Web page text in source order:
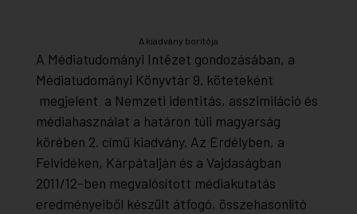
A kiadvány borítója
A Médiatudományi Intézet gondozásában, a
Médiatudományi Könyvtár 9. köteteként
megjelent a Nemzeti identitás, asszimiláció és
médiahasználat a határon túli magyarság
körében 2. című kiadvány. Az Erdélyben, a
Felvidéken, Kárpátalján és a Vajdaságban
2011/12-ben megvalósított médiakutatás
eredményeiből készült átfogó, összehasonlító